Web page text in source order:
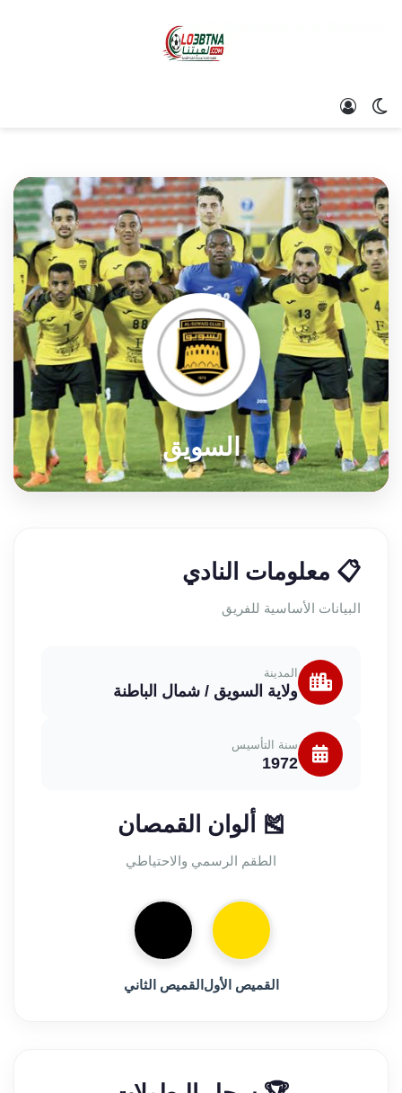
الوضع المظلم
السويق
📋 معلومات النادي
البيانات الأساسية للفريق
المدينة
ولاية السويق / شمال الباطنة
سنة التأسيس
1972
🎽 ألوان القمصان
الطقم الرسمي والاحتياطي
القميص الأول القميص الثاني